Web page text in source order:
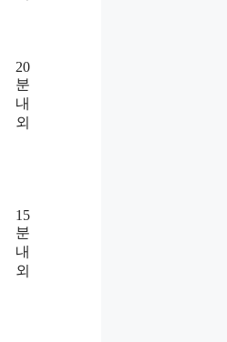
20
분
내
외
15
분
내
외